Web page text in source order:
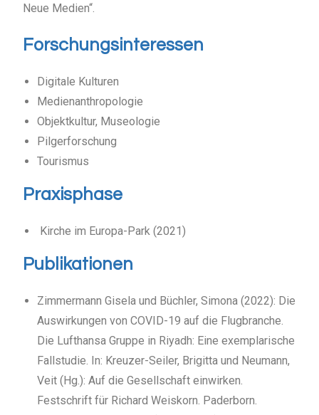
Neue Medien“.
Forschungsinteressen
Digitale Kulturen
Medienanthropologie
Objektkultur, Museologie
Pilgerforschung
Tourismus
Praxisphase
Kirche im Europa-Park (2021)
Publikationen
Zimmermann Gisela und Büchler, Simona (2022): Die
Auswirkungen von COVID-19 auf die Flugbranche.
Die Lufthansa Gruppe in Riyadh: Eine exemplarische
Fallstudie. In: Kreuzer-Seiler, Brigitta und Neumann,
Veit (Hg.): Auf die Gesellschaft einwirken.
Festschrift für Richard Weiskorn. Paderborn.